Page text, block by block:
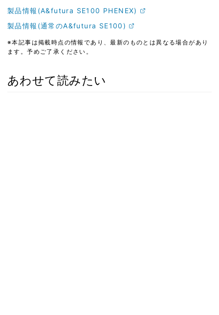
製品情報(A&futura SE100 PHENEX)
製品情報(通常のA&futura SE100)
※本記事は掲載時点の情報であり、最新のものとは異なる場合があり
ます。予めご了承ください。
あわせて読みたい